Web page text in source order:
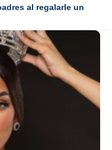
al regalarle un